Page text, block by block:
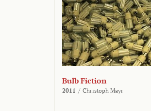
Bulb Fiction
2011 / Christoph Mayr